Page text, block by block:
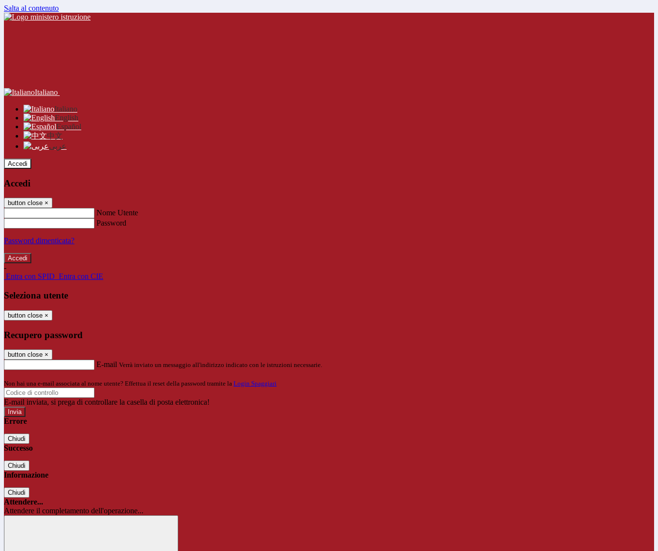
Salta al contenuto
Italiano
Italiano
English
Español
中文
عربى
Accedi
Accedi
button close ×
Nome Utente
Password
Password dimenticata?
-
Entra con SPID Entra con CIE
Seleziona utente
button close ×
Recupero password
button close ×
E-mail Verrà inviato un messaggio all'indirizzo indicato con le istruzioni necessarie.
Non hai una e-mail associata al nome utente? Effettua il reset della password tramite la Login Spaggiari
E-mail inviata, si prega di controllare la casella di posta elettronica!
Errore
Chiudi
Successo
Chiudi
Informazione
Chiudi
Attendere...
Attendere il completamento dell'operazione...